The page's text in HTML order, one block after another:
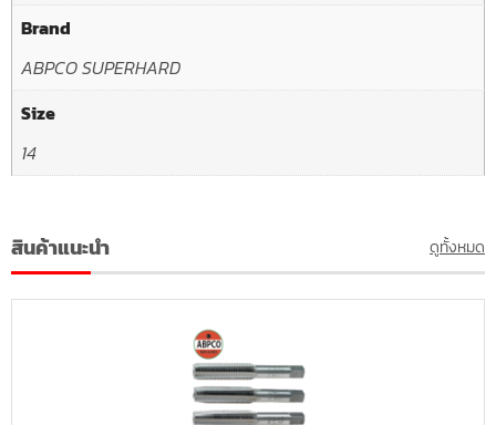
Brand
ABPCO SUPERHARD
Size
14
สินค้าแนะนำ ดูทั้งหมด